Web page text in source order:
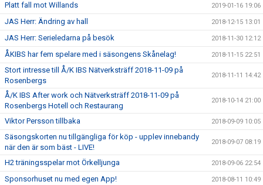
Platt fall mot Willands 2019-01-16 19:06
JAS Herr: Ändring av hall 2018-12-15 13:01
JAS Herr: Serieledarna på besök 2018-11-30 12:12
ÅKIBS har fem spelare med i säsongens Skånelag! 2018-11-15 22:51
Stort intresse till Å/K IBS Nätverksträff 2018-11-09 på
Rosenbergs
2018-11-11 14:42
Å/K IBS After work och Nätverksträff 2018-11-09 på
Rosenbergs Hotell och Restaurang
2018-10-14 21:00
Viktor Persson tillbaka 2018-09-09 10:05
Säsongskorten nu tillgängliga för köp - upplev innebandy
när den är som bäst - LIVE!
2018-09-07 08:19
H2 träningsspelar mot Örkelljunga 2018-09-06 22:54
Sponsorhuset nu med egen App! 2018-08-11 10:49